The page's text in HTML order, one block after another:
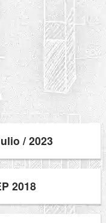
/ 2023
2018